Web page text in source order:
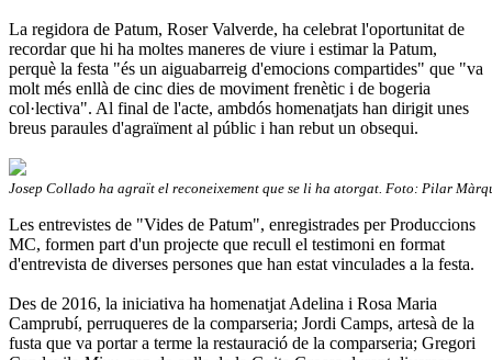
La regidora de Patum, Roser Valverde, ha celebrat l'oportunitat de
recordar que hi ha moltes maneres de viure i estimar la Patum,
perquè la festa "és un aiguabarreig d'emocions compartides" que "va
molt més enllà de cinc dies de moviment frenètic i de bogeria
col·lectiva". Al final de l'acte, ambdós homenatjats han dirigit unes
breus paraules d'agraïment al públic i han rebut un obsequi.
Josep Collado ha agraït el reconeixement que se li ha atorgat. Foto: Pilar
Les entrevistes de "Vides de Patum", enregistrades per Produccions
MC, formen part d'un projecte que recull el testimoni en format
d'entrevista de diverses persones que han estat vinculades a la festa.
Des de 2016, la iniciativa ha homenatjat Adelina i Rosa Maria
Camprubí, perruqueres de la comparseria; Jordi Camps, artesà de la
fusta que va portar a terme la restauració de la comparseria; Gregori